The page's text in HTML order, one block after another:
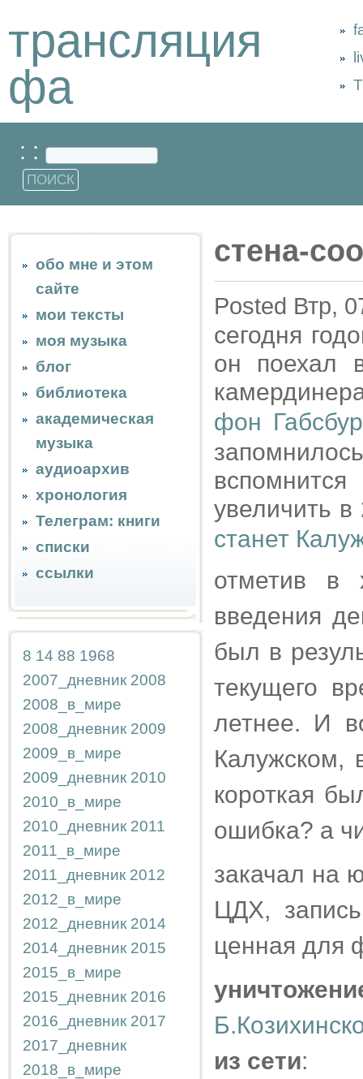
трансляция
фа
: :
обо мне и этом
сайте
мои тексты
моя музыка
блог
библиотека
академическая
музыка
аудиоархив
хронология
Телеграм: книги
списки
ссылки
8 14 88 1968
2007_дневник 2008
2008_в_мире
2008_дневник 2009
2009_в_мире
2009_дневник 2010
2010_в_мире
2010_дневник 2011
2011_в_мире
2011_дневник 2012
2012_в_мире
2012_дневник 2014
2014_дневник 2015
2015_в_мире
2015_дневник 2016
2016_дневник 2017
2017_дневник
2018_в_мире
стена-
Posted Втр,
сегодня
он поехал
фон
увеличить
станет
отметив в
введения
был в
текущего
летнее. И
Калужском,
короткая
ошибка? а
закачал на
ЦДХ,
ценная для
из сети: